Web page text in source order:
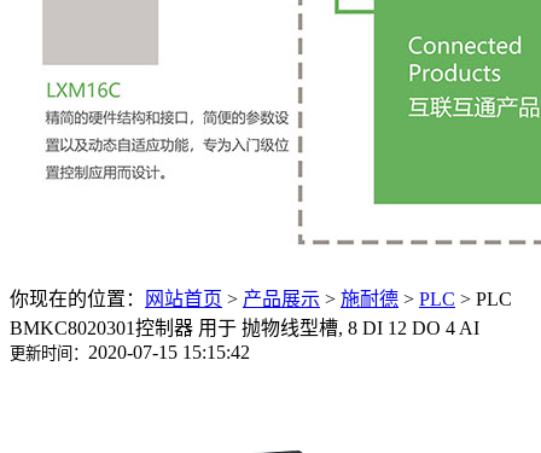
你现在的位置： 网站首页 > 产品展示 > 施耐德 > PLC > PLC
BMKC8020301控制器 用于 抛物线型槽, 8 DI 12 DO 4 AI
更新时间： 2020-07-15 15:15:42